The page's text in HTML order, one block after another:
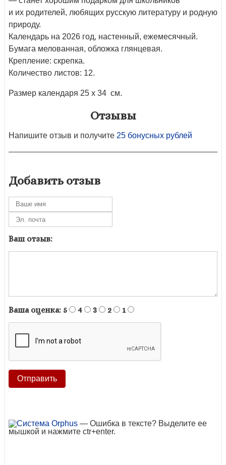
и их родителей, любящих русскую литературу и родную
природу.
Календарь на 2026 год, настенный, ежемесячный.
Бумага мелованная, обложка глянцевая.
Крепление: скрепка.
Количество листов: 12.
Размер календаря 25 х 34 см.
Отзывы
Напишите отзыв и получите 25 бонусных рублей
Добавить отзыв
Ваш отзыв:
Ваша оценка: 5 4 3 2 1
— Ошибка в тексте? Выделите ее
мышкой и нажмите ctr+enter.